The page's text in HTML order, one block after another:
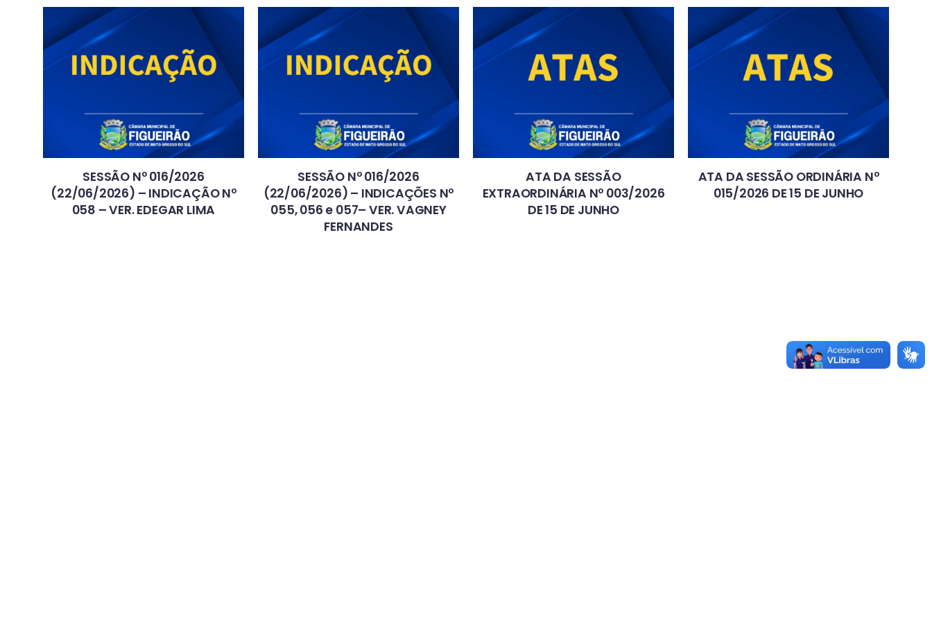
SESSÃO Nº 016/2026
(22/06/2026) – INDICAÇÃO Nº
058 – VER. EDEGAR LIMA
SESSÃO Nº 016/2026
(22/06/2026) – INDICAÇÕES Nº
055, 056 e 057– VER. VAGNEY
FERNANDES
ATA DA SESSÃO
EXTRAORDINÁRIA Nº 003/2026
DE 15 DE JUNHO
ATA DA SESSÃO ORDINÁRIA Nº
015/2026 DE 15 DE JUNHO